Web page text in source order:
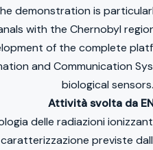
demonstration is
with the Chernobyl
of the complete
and Communication
biological sensors.
Attività svolta da
delle radiazioni
previste